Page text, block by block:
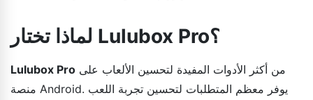
لماذا تختار Lulubox Pro؟
Lulubox Pro
منصة Android. يوفر معظم المتطلبات لتحسين تجربة اللعب